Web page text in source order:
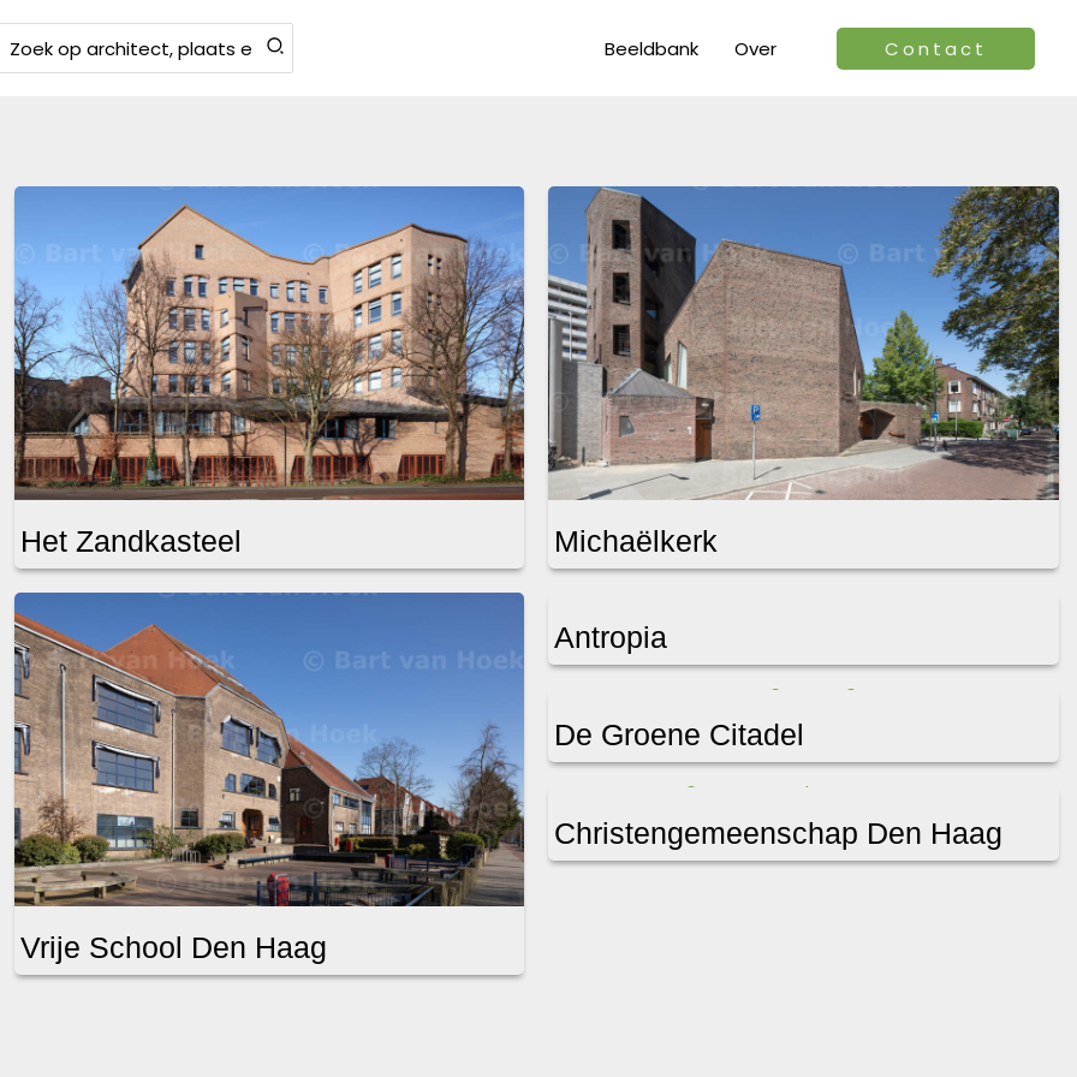
Zoeken
Beeldbank Over Contact
Het Zandkasteel Michaëlkerk
Vrije School Den Haag
Antropia
De Groene Citadel
Christengemeenschap Den Haag